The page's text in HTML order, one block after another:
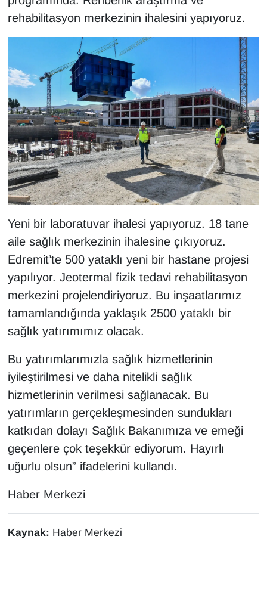
rehabilitasyon merkezinin ihalesini yapıyoruz.
Yeni bir laboratuvar ihalesi yapıyoruz. 18 tane
aile sağlık merkezinin ihalesine çıkıyoruz.
Edremit’te 500 yataklı yeni bir hastane projesi
yapılıyor. Jeotermal fizik tedavi rehabilitasyon
merkezini projelendiriyoruz. Bu inşaatlarımız
tamamlandığında yaklaşık 2500 yataklı bir
sağlık yatırımımız olacak.
Bu yatırımlarımızla sağlık hizmetlerinin
iyileştirilmesi ve daha nitelikli sağlık
hizmetlerinin verilmesi sağlanacak. Bu
yatırımların gerçekleşmesinden sundukları
katkıdan dolayı Sağlık Bakanımıza ve emeği
geçenlere çok teşekkür ediyorum. Hayırlı
uğurlu olsun” ifadelerini kullandı.
Haber Merkezi
Kaynak: Haber Merkezi
YEREL